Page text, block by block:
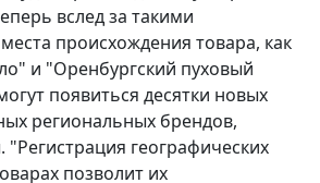
вслед за такими
происхождения товара, как
и "Оренбургский пуховый
появиться десятки новых
региональных брендов,
"Регистрация географических
позволит их